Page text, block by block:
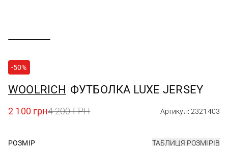
-50%
WOOLRICH ФУТБОЛКА LUXE JERSEY
2 100 грн4 200 ГРН Артикул: 2321403
РОЗМІР ТАБЛИЦЯ РОЗМІРІВ